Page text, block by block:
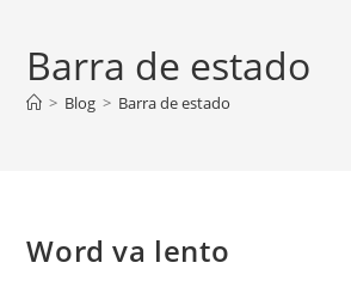
Barra de estado
> Blog > Barra de estado
Word va lento